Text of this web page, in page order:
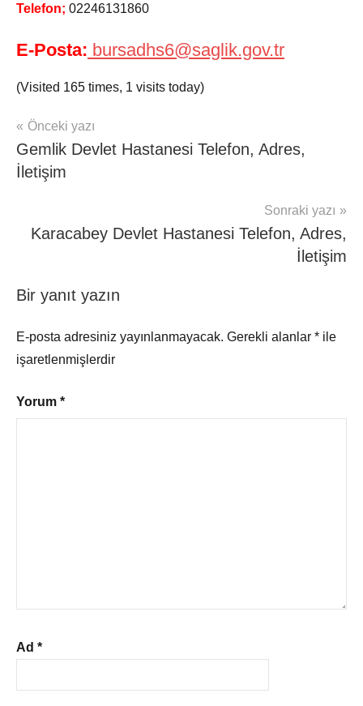
Telefon; 02246131860
E-Posta: bursadhs6@saglik.gov.tr
(Visited 165 times, 1 visits today)
mhrs
Yazı
gezinmesi
Önceki yazı
Gemlik Devlet Hastanesi Telefon, Adres,
İletişim
Sonraki yazı
Karacabey Devlet Hastanesi Telefon, Adres,
İletişim
Bir yanıt yazın
E-posta adresiniz yayınlanmayacak. Gerekli alanlar * ile
işaretlenmişlerdir
Yorum *
Ad *